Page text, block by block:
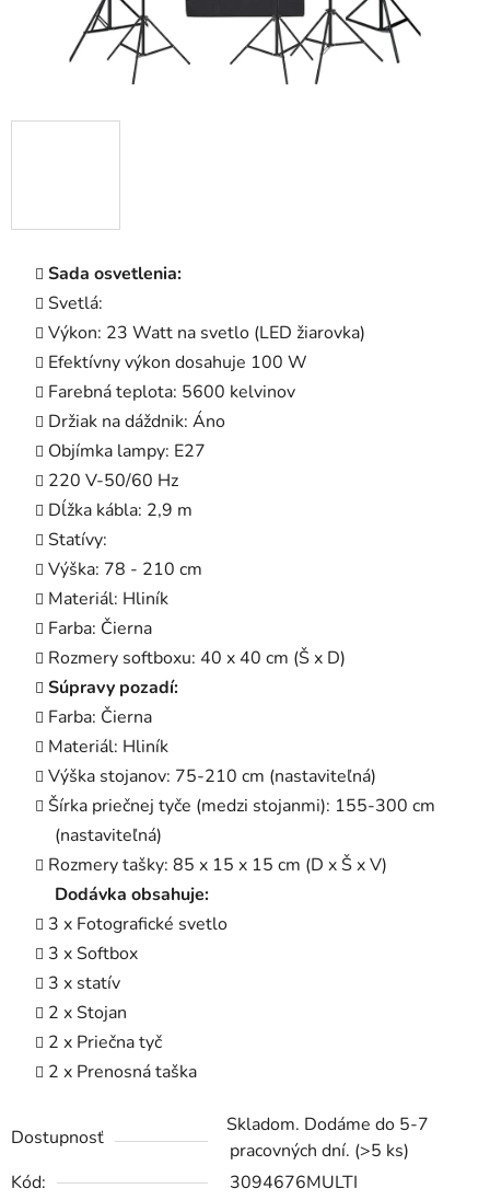
Sada osvetlenia:
Svetlá:
Výkon: 23 Watt na svetlo (LED žiarovka)
Efektívny výkon dosahuje 100 W
Farebná teplota: 5600 kelvinov
Držiak na dáždnik: Áno
Objímka lampy: E27
220 V-50/60 Hz
Dĺžka kábla: 2,9 m
Statívy:
Výška: 78 - 210 cm
Materiál: Hliník
Farba: Čierna
Rozmery softboxu: 40 x 40 cm (Š x D)
Súpravy pozadí:
Farba: Čierna
Materiál: Hliník
Výška stojanov: 75-210 cm (nastaviteľná)
Šírka priečnej tyče (medzi stojanmi): 155-300 cm
(nastaviteľná)
Rozmery tašky: 85 x 15 x 15 cm (D x Š x V)
Dodávka obsahuje:
3 x Fotografické svetlo
3 x Softbox
3 x statív
2 x Stojan
2 x Priečna tyč
2 x Prenosná taška
Dostupnosť
Skladom. Dodáme do 5-7
pracovných dní. (>5 ks)
Kód:
3094676MULTI